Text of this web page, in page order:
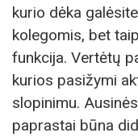
kurio dėka
kolegomis, bet
funkcija. Vertėtų
kurios pasižymi
slopinimu.
paprastai būna